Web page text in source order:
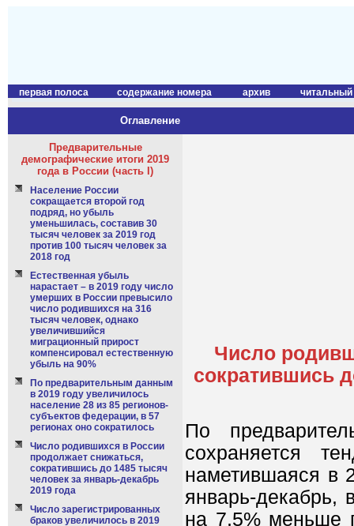
первая полоса содержание номера архив читальный
Оглавление
Предварительные
демографические итоги 2019
года в России (часть I)
Население России
сокращается второй год
подряд, но убыль
уменьшилась, составив 30
тысяч человек за 2019 год
против 100 тысяч человек за
2018 год
Естественная убыль
нарастает – в 2019 году число
умерших в России превысило
число родившихся на 316
тысяч человек, однако
увеличившийся
миграционный прирост
компенсировал естественную
убыль на 90%
По предварительным данным
в 2019 году увеличилось
население 28 из 85 регионов-
субъектов федерации, в 57
регионах оно сократилось
Число родившихся в России
продолжает снижаться,
сократившись до 1485 тысяч
человек за январь-декабрь
2019 года
Число зарегистрированных
браков увеличилось в 2019
Число
сократившись
По
сохраняется
наметившаяся в
январь-декабрь,
на 7,5% меньше